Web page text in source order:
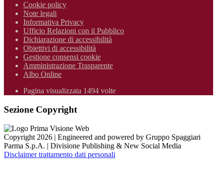
Cookie policy
Note legali
Informativa Privacy
Ufficio Relazioni con il Pubblico
Dichiarazione di accessibilità
Obiettivi di accessibilità
Gestione consensi cookie
Amministrazione Trasparente
Albo Online
Pagina visualizzata 1494 volte
Sezione Copyright
Copyright 2026 | Engineered and powered by Gruppo Spaggiari
Parma S.p.A. | Divisione Publishing & New Social Media
Disclaimer trattamento dati personali